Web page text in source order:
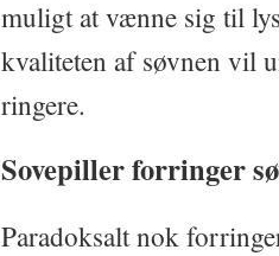
muligt at vænne sig til
kvaliteten af søvnen vil
ringere.
Sovepiller forringer
Paradoksalt nok